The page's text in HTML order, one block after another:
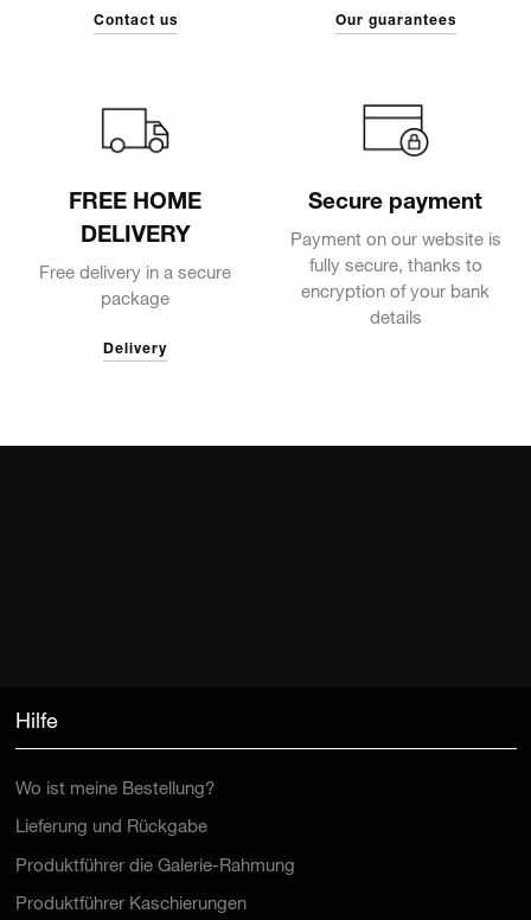
Contact us Our guarantees
FREE HOME
DELIVERY
Free delivery in a secure
package
Delivery
Secure payment
Payment on our website is
fully secure, thanks to
encryption of your bank
details
Hilfe
Wo ist meine Bestellung?
Lieferung und Rückgabe
Produktführer die Galerie-Rahmung
Produktführer Kaschierungen